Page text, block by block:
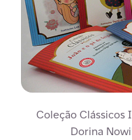
Coleção Clássicos
Dorina